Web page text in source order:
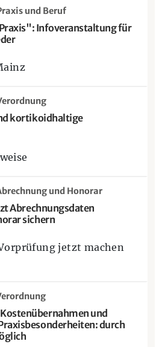
Infoveranstaltung für
und Beruf
kortikoidhaltige
Abrechnungsdaten
sichern
und Honorar
jetzt machen
und
durch